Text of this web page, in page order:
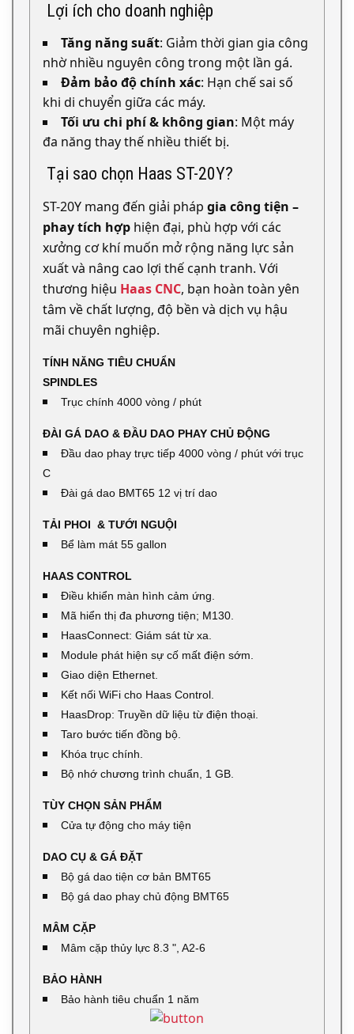
Lợi ích cho doanh nghiệp
Tăng năng suất: Giảm thời gian gia công
nhờ nhiều nguyên công trong một lần gá.
Đảm bảo độ chính xác: Hạn chế sai số
khi di chuyển giữa các máy.
Tối ưu chi phí & không gian: Một máy
đa năng thay thế nhiều thiết bị.
Tại sao chọn Haas ST-20Y?
ST-20Y mang đến giải pháp gia công tiện –
phay tích hợp hiện đại, phù hợp với các
xưởng cơ khí muốn mở rộng năng lực sản
xuất và nâng cao lợi thế cạnh tranh. Với
thương hiệu Haas CNC, bạn hoàn toàn yên
tâm về chất lượng, độ bền và dịch vụ hậu
mãi chuyên nghiệp.
TÍNH NĂNG TIÊU CHUẨN
SPINDLES
Trục chính 4000 vòng / phút
ĐÀI GÁ DAO & ĐẦU DAO PHAY CHỦ ĐỘNG
Đầu dao phay trực tiếp 4000 vòng / phút với trục
C
Đài gá dao BMT65 12 vị trí dao
TẢI PHOI & TƯỚI NGUỘI
Bể làm mát 55 gallon
HAAS CONTROL
Điều khiển màn hình cảm ứng.
Mã hiển thị đa phương tiện; M130.
HaasConnect: Giám sát từ xa.
Module phát hiện sự cố mất điện sớm.
Giao diện Ethernet.
Kết nối WiFi cho Haas Control.
HaasDrop: Truyền dữ liệu từ điện thoại.
Taro bước tiến đồng bộ.
Khóa trục chính.
Bộ nhớ chương trình chuẩn, 1 GB.
TÙY CHỌN SẢN PHẨM
Cửa tự động cho máy tiện
DAO CỤ & GÁ ĐẶT
Bộ gá dao tiện cơ bản BMT65
Bộ gá dao phay chủ động BMT65
MÂM CẶP
Mâm cặp thủy lực 8.3 ", A2-6
BẢO HÀNH
Bảo hành tiêu chuẩn 1 năm